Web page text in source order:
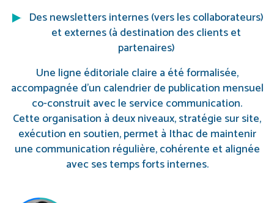
Des newsletters internes (vers les collaborateurs)
et externes (à destination des clients et
partenaires)
Une ligne éditoriale claire a été formalisée,
accompagnée d’un calendrier de publication mensuel
co-construit avec le service communication.
Cette organisation à deux niveaux, stratégie sur site,
exécution en soutien, permet à Ithac de maintenir
une communication régulière, cohérente et alignée
avec ses temps forts internes.